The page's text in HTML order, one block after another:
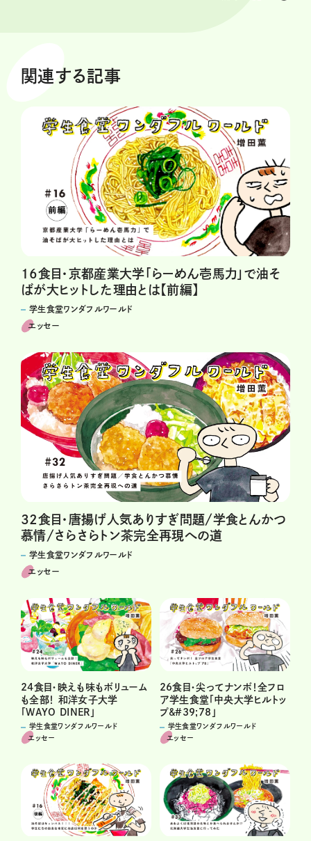
関連する記事
16食目・京都産業大学「らーめん壱馬力」で油そ
ばが大ヒットした理由とは【前編】
学生食堂ワンダフルワールド
エッセー
32食目・唐揚げ人気ありすぎ問題/学食とんかつ
慕情/さらさらトン茶完全再現への道
学生食堂ワンダフルワールド
エッセー
24食目・映えも味もボリューム
も全部！ 和洋女子大学
「WAYO DINER」
学生食堂ワンダフルワールド
エッセー
26食目・尖ってナンボ！全フロ
ア学生食堂「中央大学ヒルトッ
プ&#39;78」
学生食堂ワンダフルワールド
エッセー